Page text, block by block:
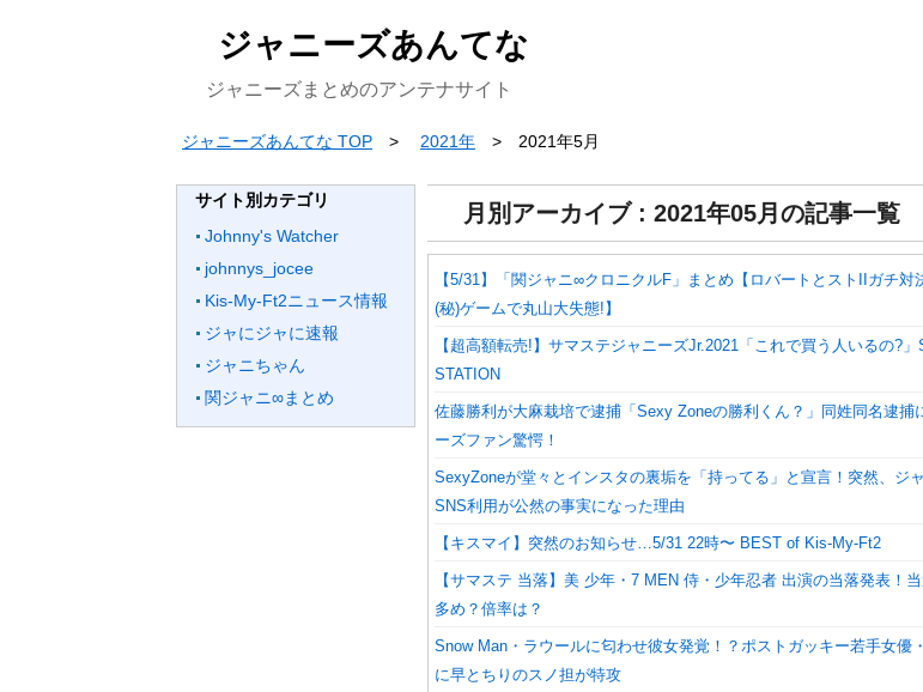
ジャニーズあんてな
ジャニーズまとめのアンテナサイト
ジャニーズあんてな TOP 2021年 2021年5月
サイト別カテゴリ
Johnny's Watcher
johnnys_jocee
Kis-My-Ft2ニュース情報
ジャにジャに速報
ジャニちゃん
関ジャニ∞まとめ
月別アーカイブ : 2021年05月の記事一覧
【5/31】「関ジャニ∞クロニクルF」まとめ【ロバートとストIIガチ対
(秘)ゲームで丸山大失態!】
【超高額転売!】サマステジャニーズJr.2021「これで買う人いるの?
STATION
佐藤勝利が大麻栽培で逮捕「Sexy Zoneの勝利くん？」同姓同名逮捕
ーズファン驚愕！
SexyZoneが堂々とインスタの裏垢を「持ってる」と宣言！突然、ジ
SNS利用が公然の事実になった理由
【キスマイ】突然のお知らせ…5/31 22時〜 BEST of Kis-My-Ft2
【サマステ 当落】美 少年・7 MEN 侍・少年忍者 出演の当落発表！
多め？倍率は？
Snow Man・ラウールに匂わせ彼女発覚！？ポストガッキー若手女優
に早とちりのスノ担が特攻